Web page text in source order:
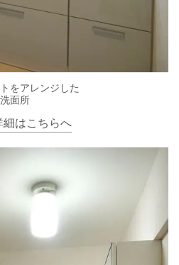
をアレンジした
な洗面所
細はこちらへ